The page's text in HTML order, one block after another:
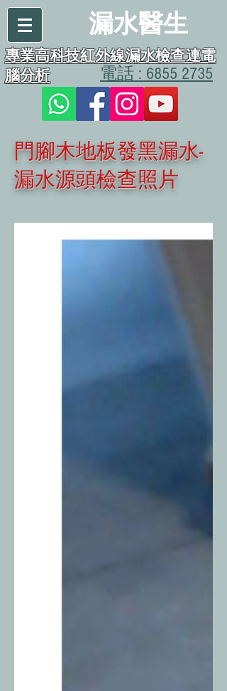
漏水醫生
電話 : 6855 2735
專業高科技紅外線漏水檢查連電
腦分析
門腳木地板發黑漏水-
漏水源頭檢查照片